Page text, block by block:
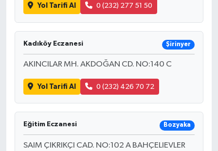
Yol Tarifi Al 0 (232) 277 51 50
Kadıköy Eczanesi Şirinyer
AKINCILAR MH. AKDOĞAN CD. NO:140 C
Yol Tarifi Al 0 (232) 426 70 72
Eğitim Eczanesi Bozyaka
SAIM ÇIKRIKÇI CAD. NO:102 A BAHÇELIEVLER